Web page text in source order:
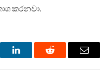
කරනවා.
LinkedInReddit Email